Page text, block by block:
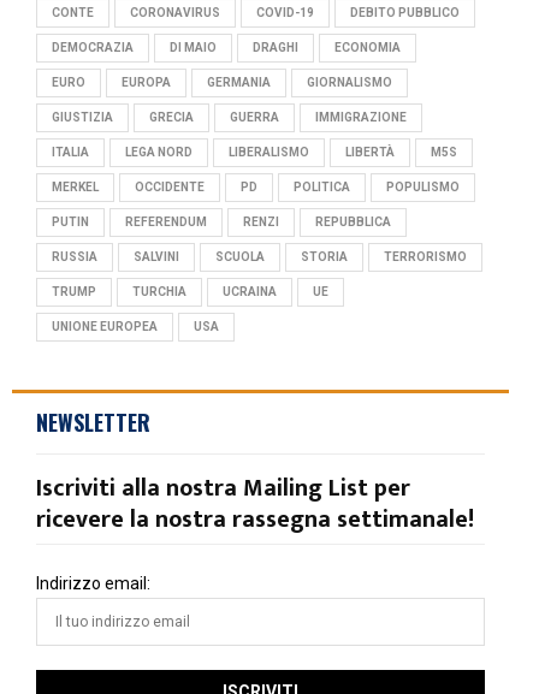
CONTE CORONAVIRUS COVID-19 DEBITO PUBBLICO
DEMOCRAZIA DI MAIO DRAGHI ECONOMIA
EURO EUROPA GERMANIA GIORNALISMO
GIUSTIZIA GRECIA GUERRA IMMIGRAZIONE
ITALIA LEGA NORD LIBERALISMO LIBERTÀ M5S
MERKEL OCCIDENTE PD POLITICA POPULISMO
PUTIN REFERENDUM RENZI REPUBBLICA
RUSSIA SALVINI SCUOLA STORIA TERRORISMO
TRUMP TURCHIA UCRAINA UE
UNIONE EUROPEA USA
NEWSLETTER
Iscriviti alla nostra Mailing List per
ricevere la nostra rassegna settimanale!
Indirizzo email: